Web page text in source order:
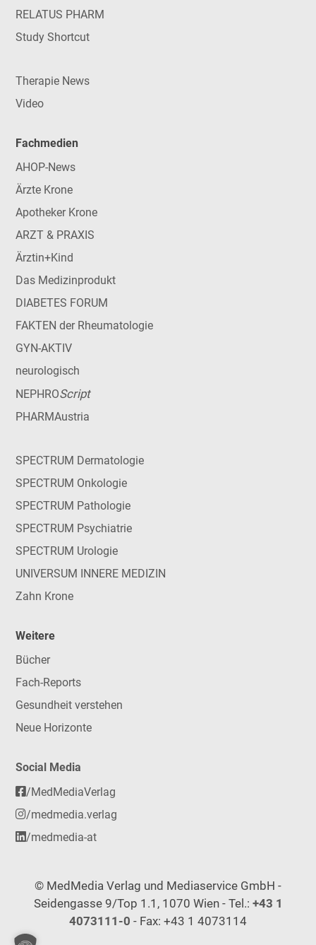
RELATUS PHARM
Study Shortcut
Therapie News
Video
Fachmedien
AHOP-News
Ärzte Krone
Apotheker Krone
ARZT & PRAXIS
Ärztin+Kind
Das Medizinprodukt
DIABETES FORUM
FAKTEN der Rheumatologie
GYN-AKTIV
neurologisch
NEPHROScript
PHARMAustria
SPECTRUM Dermatologie
SPECTRUM Onkologie
SPECTRUM Pathologie
SPECTRUM Psychiatrie
SPECTRUM Urologie
UNIVERSUM INNERE MEDIZIN
Zahn Krone
Weitere
Bücher
Fach-Reports
Gesundheit verstehen
Neue Horizonte
Social Media
/MedMediaVerlag
/medmedia.verlag
/medmedia-at
© MedMedia Verlag und Mediaservice GmbH -
Seidengasse 9/Top 1.1, 1070 Wien - Tel.: +43 1
4073111-0 - Fax: +43 1 4073114